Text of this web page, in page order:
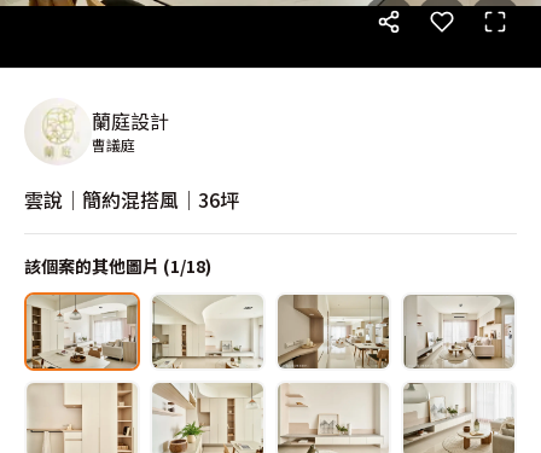
蘭庭設計
曹議庭
雲說│簡約混搭風│36坪
該個案的其他圖片 (1/18)